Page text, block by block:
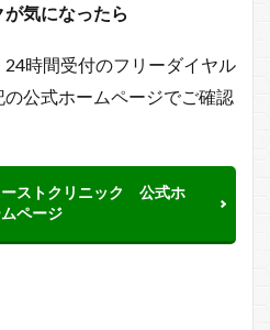
気になったら
時間受付のフリーダイヤル
公式ホームページでご確認
ストクリニック 公式ホ
ページ